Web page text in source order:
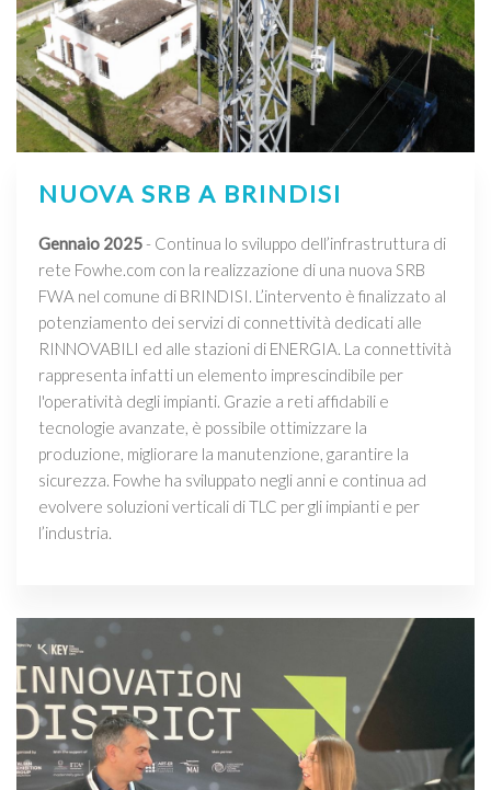
NUOVA SRB A BRINDISI
Gennaio 2025- Continua lo sviluppo dell’infrastruttura di
rete Fowhe.com con la realizzazione di una nuova SRB
FWA nel comune di BRINDISI. L’intervento è finalizzato al
potenziamento dei servizi di connettività dedicati alle
RINNOVABILI ed alle stazioni di ENERGIA. La connettività
rappresenta infatti un elemento imprescindibile per
l'operatività degli impianti. Grazie a reti affidabili e
tecnologie avanzate, è possibile ottimizzare la
produzione, migliorare la manutenzione, garantire la
sicurezza. Fowhe ha sviluppato negli anni e continua ad
evolvere soluzioni verticali di TLC per gli impianti e per
l’industria.